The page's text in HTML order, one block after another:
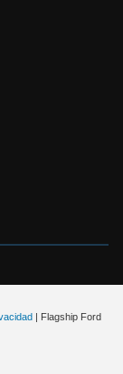
| Flagship Ford